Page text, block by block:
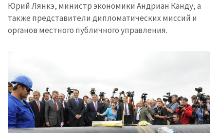
Юрий Лянкэ, министр экономики Андриан Канду, а
также представители дипломатических миссий и
органов местного публичного управления.